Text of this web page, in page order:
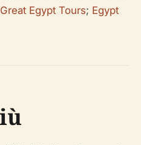
Egypt Tours; Egypt